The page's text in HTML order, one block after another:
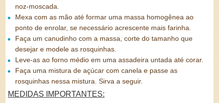
noz-moscada.
Mexa com as mão até formar uma massa homogênea ao
ponto de enrolar, se necessário acrescente mais farinha.
Faça um canudinho com a massa, corte do tamanho que
desejar e modele as rosquinhas.
Leve-as ao forno médio em uma assadeira untada até corar.
Faça uma mistura de açúcar com canela e passe as
rosquinhas nessa mistura. Sirva a seguir.
MEDIDAS IMPORTANTES: